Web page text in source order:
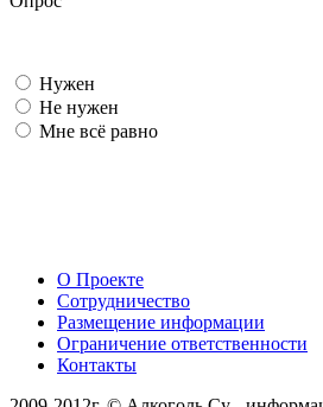
Нужен
Не нужен
Мне всё равно
О Проекте
Сотрудничество
Размещение информации
Ограничение ответственности
Контакты